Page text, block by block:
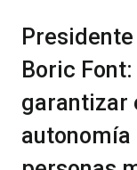
Boric
garantizar
autonomía